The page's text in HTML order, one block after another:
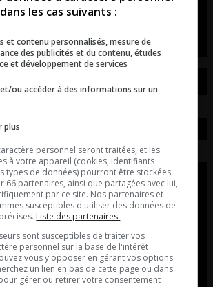
Pierre Couture.
dans les cas suivants :
et contenu personnalisés, mesure de
des publicités et du contenu, études
et développement de services
ou accéder à des informations sur un
plus
personnel seront traitées, et les
à votre appareil (cookies, identifiants
types de données) pourront être stockées
66 partenaires, ainsi que partagées avec lui,
par ce site. Nos partenaires et
susceptibles d'utiliser des données de
Liste des partenaires.
sont susceptibles de traiter vos
personnel sur la base de l'intérêt
vous y opposer en gérant vos options
un lien en bas de cette page ou dans
gérer ou retirer votre consentement